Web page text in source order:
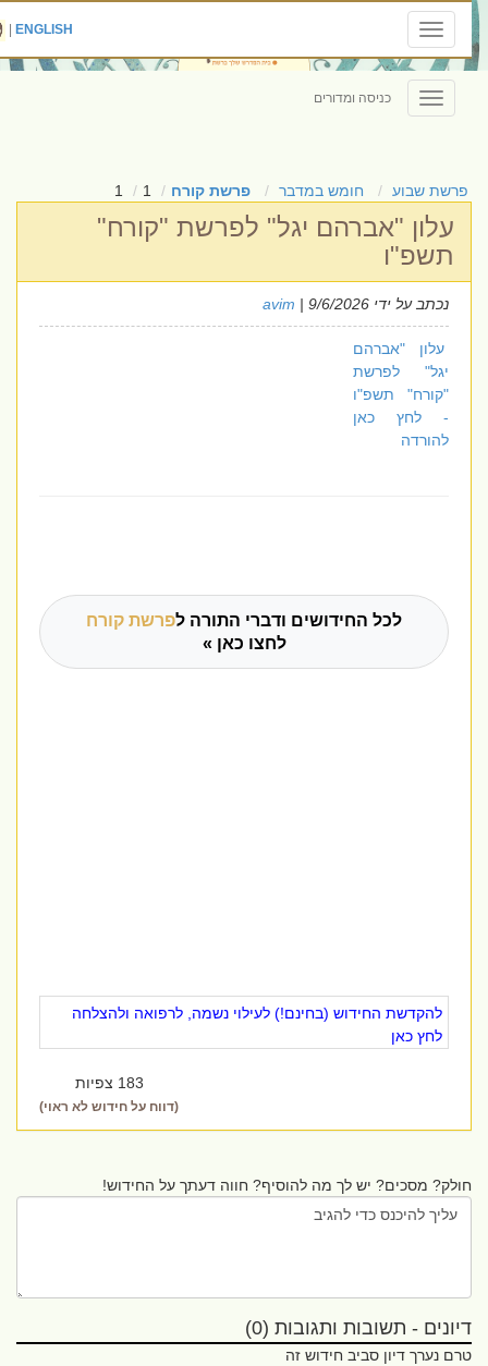
Toggle
navigation
ENGLISH
|
Toggle
navigation
כניסה ומדורים
פרשת שבוע חומש במדבר פרשת קורח 1
1
עלון "אברהם יגל" לפרשת "קורח"
תשפ"ו
נכתב על ידי avim| 9/6/2026
עלון "אברהם
יגל" לפרשת
"קורח" תשפ"ו
- לחץ כאן
להורדה
לכל החידושים ודברי התורה לפרשת קורח
לחצו כאן »
להקדשת החידוש (בחינם!) לעילוי נשמה, לרפואה ולהצלחה
לחץ כאן
183 צפיות
(דווח על חידוש לא ראוי)
חולק? מסכים? יש לך מה להוסיף? חווה דעתך על החידוש!
דיונים - תשובות ותגובות (0)
טרם נערך דיון סביב חידוש זה